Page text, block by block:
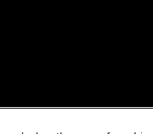
ensamrätt.